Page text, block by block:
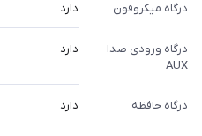
درگاه میکروفون دارد
درگاه ورودی صدا
AUX
دارد
درگاه حافظه دارد